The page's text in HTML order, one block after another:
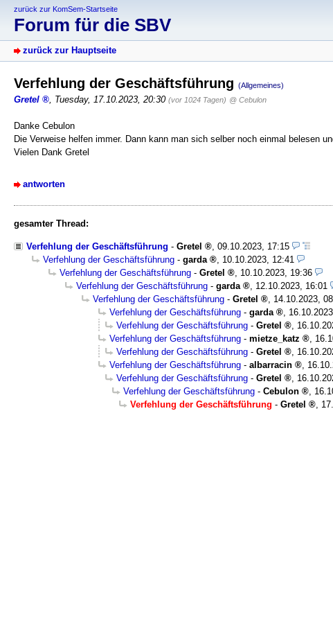
zurück zur KomSem-Startseite
Forum für die SBV
zurück zur Hauptseite
Verfehlung der Geschäftsführung (Allgemeines)
Gretel , Tuesday, 17.10.2023, 20:30 (vor 1024 Tagen) @ Cebulon
Danke Cebulon
Die Verweise helfen immer. Dann kann man sich selber noch einmal belesen
Vielen Dank Gretel
antworten
gesamter Thread:
Verfehlung der Geschäftsführung - Gretel
09.10.2023, 17:15
Verfehlung der Geschäftsführung - garda
10.10.2023, 12:41
Verfehlung der Geschäftsführung - Gretel
10.10.2023, 19:36
Verfehlung der Geschäftsführung - garda
12.10.2023, 16:01
Verfehlung der Geschäftsführung - Gretel
14.10.2023,
Verfehlung der Geschäftsführung - garda
Verfehlung der Geschäftsführung - Gretel
Verfehlung der Geschäftsführung - mietze_katz
Verfehlung der Geschäftsführung - Gretel
Verfehlung der Geschäftsführung - albarracin
Verfehlung der Geschäftsführung - Gretel
Verfehlung der Geschäftsführung - Cebulon
Verfehlung der Geschäftsführung - Gretel